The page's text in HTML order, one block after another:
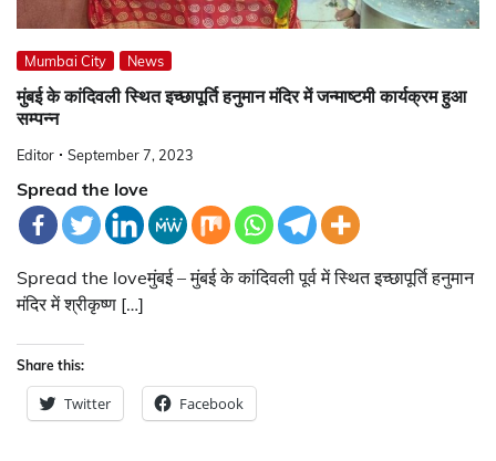
Mumbai City News
मुंबई के कांदिवली स्थित इच्छापूर्ति हनुमान मंदिर में जन्माष्टमी कार्यक्रम हुआ
सम्पन्न
Editor September 7, 2023
Spread the love
Spread the loveमुंबई – मुंबई के कांदिवली पूर्व में स्थित इच्छापूर्ति हनुमान
मंदिर में श्रीकृष्ण […]
Share this:
Twitter Facebook